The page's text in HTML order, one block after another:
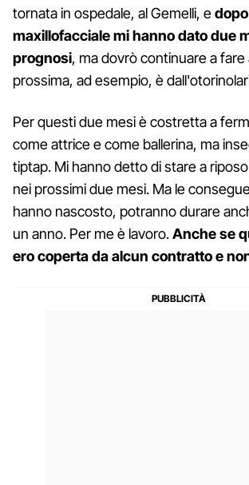
tornata in ospedale, al Gemelli, e
maxillofacciale mi hanno dato due
prognosi, ma dovrò continuare a fare
prossima, ad esempio, è
Per questi due mesi è costretta a
come attrice e come ballerina, ma
tiptap. Mi hanno detto di stare a
nei prossimi due mesi. Ma le
hanno nascosto, potranno durare
un anno. Per me è lavoro.Anche se
ero coperta da alcun contratto e